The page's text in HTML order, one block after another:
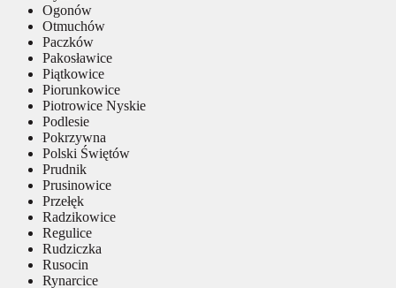
Ogonów
Otmuchów
Paczków
Pakosławice
Piątkowice
Piorunkowice
Piotrowice Nyskie
Podlesie
Pokrzywna
Polski Świętów
Prudnik
Prusinowice
Przełęk
Radzikowice
Regulice
Rudziczka
Rusocin
Rynarcice